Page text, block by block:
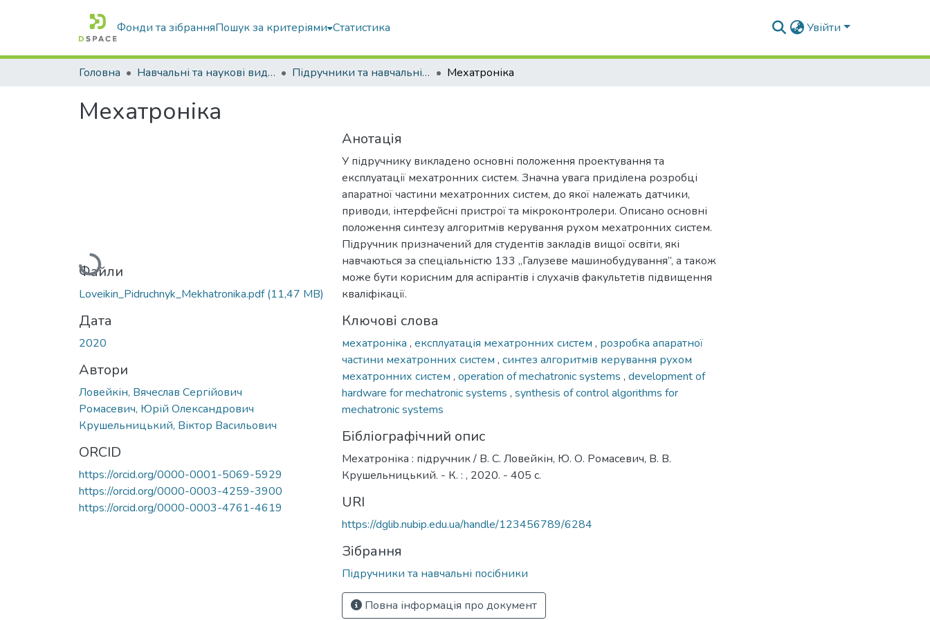
Фонди та зібранняПошук за критеріями Статистика Увійти
Головна Навчальні та наукові видання Підручники та навчальні посібники Мехатроніка
Мехатроніка
Вантажиться...
Файли
Loveikin_Pidruchnyk_Mekhatronika.pdf(11,47 MB)
Дата
2020
Автори
Ловейкін, Вячеслав Сергійович
Ромасевич, Юрій Олександрович
Крушельницький, Віктор Васильович
ORCID
https://orcid.org/0000-0001-5069-5929
https://orcid.org/0000-0003-4259-3900
https://orcid.org/0000-0003-4761-4619
Анотація
У підручнику викладено основні положення проектування та
експлуатації мехатронних систем. Значна увага приділена розробці
апаратної частини мехатронних систем, до якої належать датчики,
приводи, інтерфейсні пристрої та мікроконтролери. Описано основні
положення синтезу алгоритмів керування рухом мехатронних систем.
Підручник призначений для студентів закладів вищої освіти, які
навчаються за спеціальністю 133 „Галузеве машинобудування”, а також
може бути корисним для аспірантів і слухачів факультетів підвищення
кваліфікації.
Ключові слова
мехатроніка , експлуатація мехатронних систем , розробка апаратної
частини мехатронних систем , синтез алгоритмів керування рухом
мехатронних систем , operation of mechatronic systems , development of
hardware for mechatronic systems , synthesis of control algorithms for
mechatronic systems
Бібліографічний опис
Мехатроніка : підручник / В. С. Ловейкін, Ю. О. Ромасевич, В. В.
Крушельницький. - К. : , 2020. - 405 с.
URI
https://dglib.nubip.edu.ua/handle/123456789/6284
Зібрання
Підручники та навчальні посібники
Повна інформація про документ